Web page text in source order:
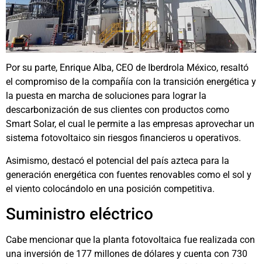
Por su parte, Enrique Alba, CEO de Iberdrola México, resaltó
el compromiso de la compañía con la transición energética y
la puesta en marcha de soluciones para lograr la
descarbonización de sus clientes con productos como
Smart Solar, el cual le permite a las empresas aprovechar un
sistema fotovoltaico sin riesgos financieros u operativos.
Asimismo, destacó el potencial del país azteca para la
generación energética con fuentes renovables como el sol y
el viento colocándolo en una posición competitiva.
Suministro eléctrico
Cabe mencionar que la planta fotovoltaica fue realizada con
una inversión de 177 millones de dólares y cuenta con 730